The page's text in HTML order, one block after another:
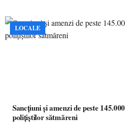
LOCALE
Sancțiuni și amenzi de peste
polițiștilor sătmăreni